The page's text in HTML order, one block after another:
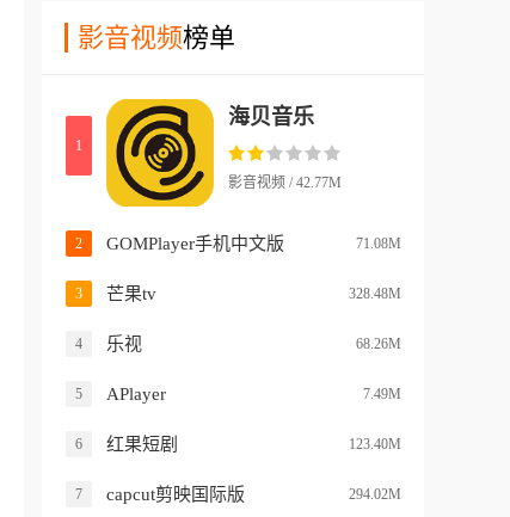
容的时候实时的和其他用户进
0p到4k资源，这里都能找到！
资源来进行播放，而且在这款
式，软件能够简单的复制歌单
中的所有内容到软件中，并且
支持直接进行播放。更不要担
心其他平台会出现的歌单部分
歌曲丢失的情况，因为这款ap
影音视频榜单
1
海贝音乐
影音视频 / 42.77M
2 GOMPlayer手机中文版 71.08M
3 芒果tv 328.48M
4 乐视 68.26M
5 APlayer 7.49M
6 红果短剧 123.40M
7 capcut剪映国际版 294.02M